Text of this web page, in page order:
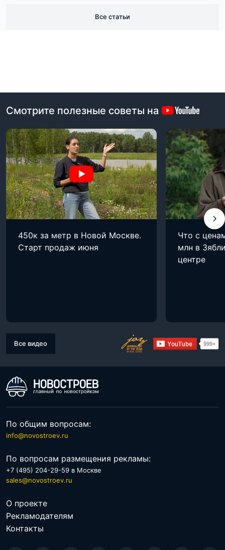
Все статьи
Смотрите полезные советы на
450к за метр в Новой Москве.
Старт продаж июня
Что с
млн в
центре
Все видео
По общим вопросам:
info@novostroev.ru
По вопросам размещения рекламы:
+7 (495) 204-29-59 в Москве
sales@novostroev.ru
О проекте
Рекламодателям
Контакты